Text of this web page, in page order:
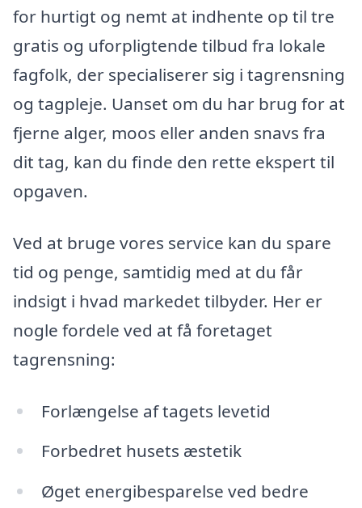
for hurtigt og nemt at indhente op til tre
gratis og uforpligtende tilbud fra lokale
fagfolk, der specialiserer sig i tagrensning
og tagpleje. Uanset om du har brug for at
fjerne alger, moos eller anden snavs fra
dit tag, kan du finde den rette ekspert til
opgaven.
Ved at bruge vores service kan du spare
tid og penge, samtidig med at du får
indsigt i hvad markedet tilbyder. Her er
nogle fordele ved at få foretaget
tagrensning:
Forlængelse af tagets levetid
Forbedret husets æstetik
Øget energibesparelse ved bedre